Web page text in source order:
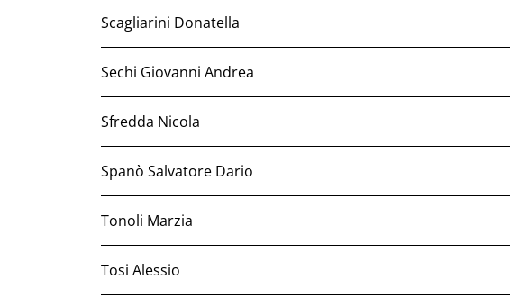
Scagliarini Donatella
Sechi Giovanni Andrea
Sfredda Nicola
Spanò Salvatore Dario
Tonoli Marzia
Tosi Alessio